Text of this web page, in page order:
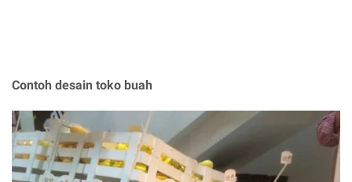
Contoh desain toko buah